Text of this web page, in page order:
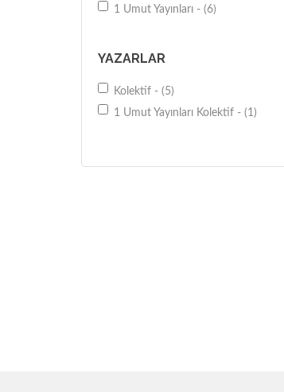
1 Umut Yayınları - (6)
YAZARLAR
Kolektif - (5)
1 Umut Yayınları Kolektif - (1)